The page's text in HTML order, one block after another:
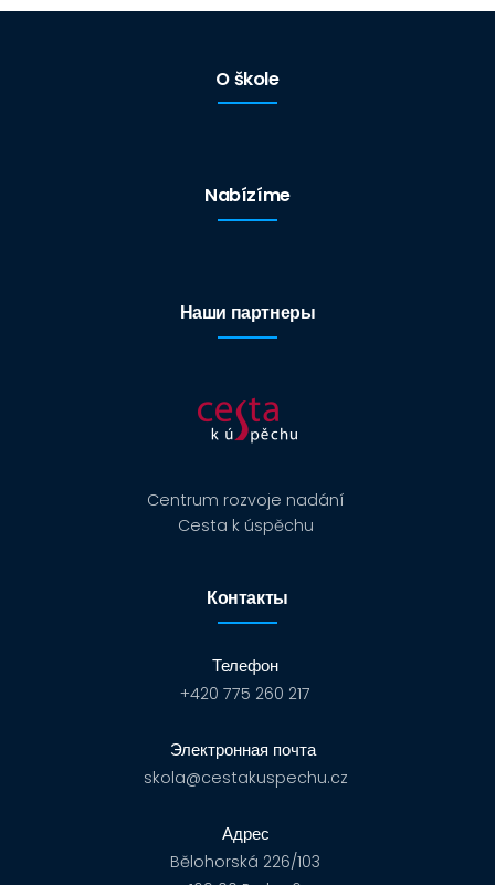
O škole
Nabízíme
Наши партнеры
Centrum rozvoje nadání
Cesta k úspěchu
Контакты
Телефон
+420 775 260 217
Электронная почта
skola@cestakuspechu.cz
Адрес
Bělohorská 226/103